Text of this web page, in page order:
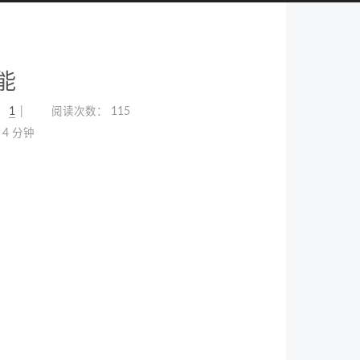
1 阅读次数：
115
4 分钟